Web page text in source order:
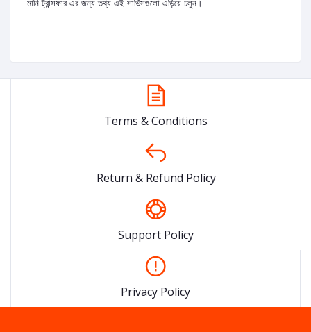
মানি ট্রান্সফার এর জন্য তথ্য এই সার্ভিসগুলো এড়িয়ে চলুন।
Terms & Conditions
Return & Refund Policy
Support Policy
Privacy Policy